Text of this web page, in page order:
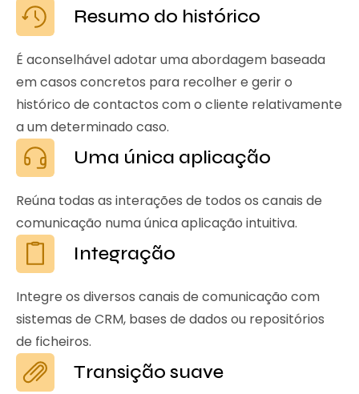
Resumo do histórico
É aconselhável adotar uma abordagem baseada
em casos concretos para recolher e gerir o
histórico de contactos com o cliente relativamente
a um determinado caso.
Uma única aplicação
Reúna todas as interações de todos os canais de
comunicação numa única aplicação intuitiva.
Integração
Integre os diversos canais de comunicação com
sistemas de CRM, bases de dados ou repositórios
de ficheiros.
Transição suave